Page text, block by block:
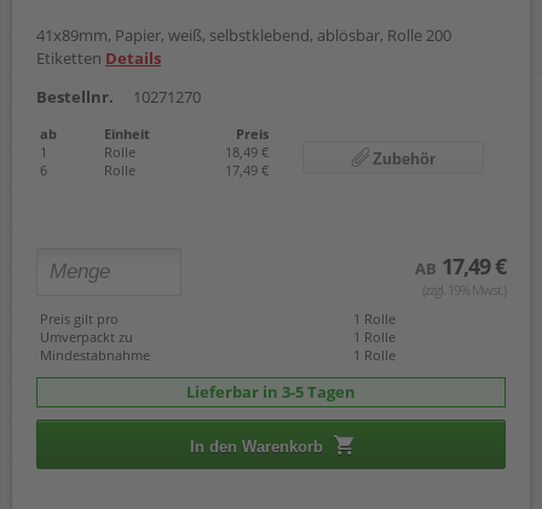
41x89mm, Papier, weiß, selbstklebend, ablösbar, Rolle 200
Etiketten Details
Bestellnr.
10271270
ab Einheit
Preis
1
Rolle
18,49 €
6
Rolle 17,49 €
Zubehör
AB 17,49 €
(zzgl. 19% Mwst.)
Preis gilt pro
1 Rolle
Umverpackt zu
1 Rolle
Mindestabnahme
1 Rolle
Lieferbar in 3-5 Tagen
In den Warenkorb